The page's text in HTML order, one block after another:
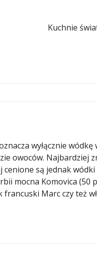
Kuchnie
wyłącznie
owoców. Najbardziej
cenione są jednak
mocna Komovica (50
Marc czy też